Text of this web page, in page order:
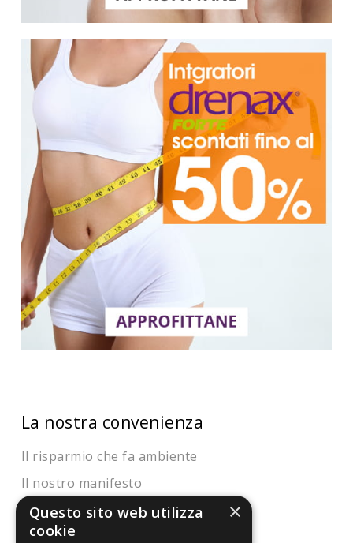
La nostra convenienza
Il risparmio che fa ambiente
Il nostro manifesto
Il blog
Perché fidarti
×
Questo sito web utilizza
cookie